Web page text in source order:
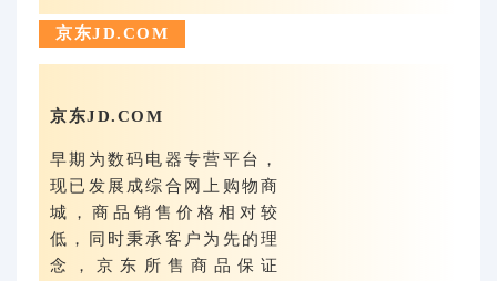
京东JD.COM
京东JD.COM
早期为数码电器专营平台，
现已发展成综合网上购物商
城，商品销售价格相对较
低，同时秉承客户为先的理
念，京东所售商品保证